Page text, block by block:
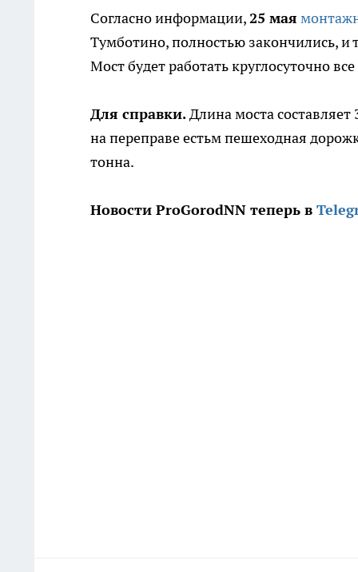
Согласно информации,25 мая
Тумботино, полностью закончились, и
Мост будет работать круглосуточно
Для справки.Длина моста
на переправе естьм пешеходная
тонна.
Новости ProGorodNN теперь в